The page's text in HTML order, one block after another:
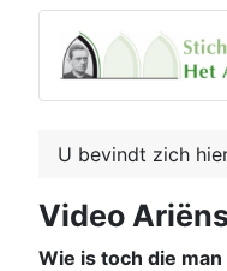
U bevindt zich
Video
Wie is toch die